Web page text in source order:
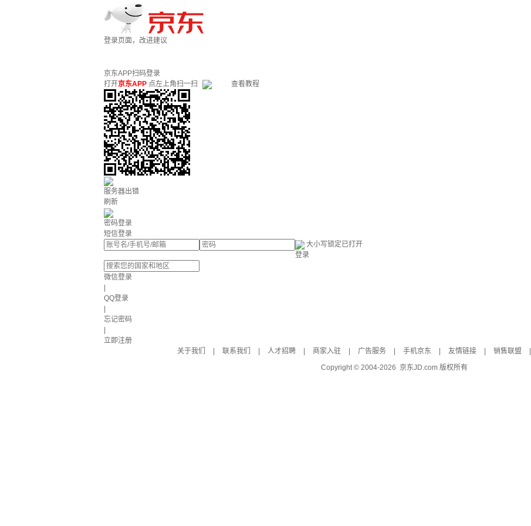
登录页面，改进建议
京东APP扫码登录
打开京东APP 点左上角扫一扫 查看教程
服务器出错
刷新
密码登录
短信登录
大小写锁定已打开
登录
微信登录
QQ登录
忘记密码
立即注册
关于我们
联系我们 人才招聘 商家入驻 广告服务 手机京东 友情链接 销售联盟
Copyright © 2004-2026 京东JD.com 版权所有